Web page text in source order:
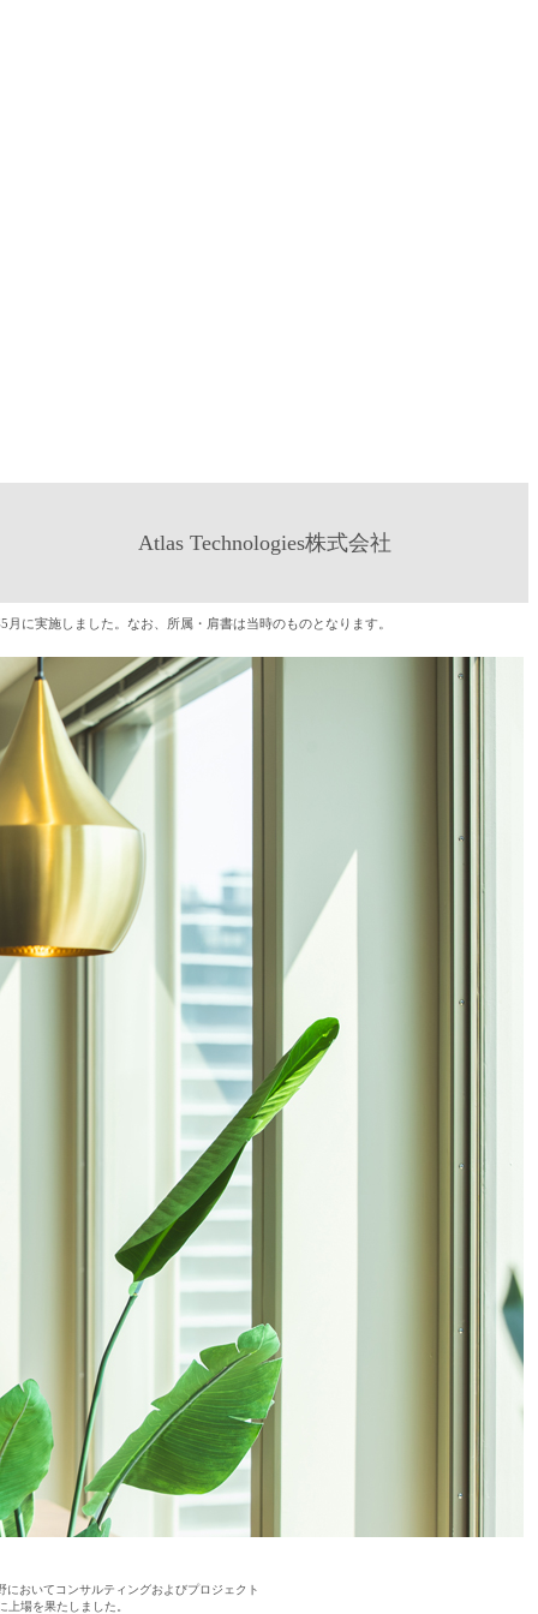
Atlas Technologies株式会社
に実施しました。なお、所属・肩書は当時のものとなります。
おいてコンサルティングおよびプロジェクト
上場を果たしました。